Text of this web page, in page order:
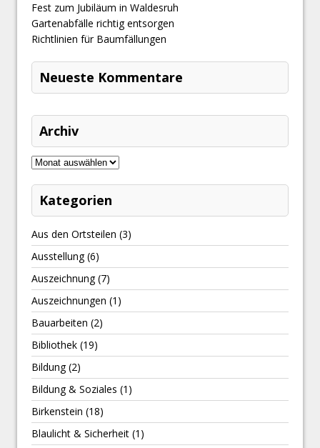
Fest zum Jubiläum in Waldesruh
Gartenabfälle richtig entsorgen
Richtlinien für Baumfällungen
Neueste Kommentare
Archiv
Kategorien
Aus den Ortsteilen (3)
Ausstellung(6)
Auszeichnung(7)
Auszeichnungen (1)
Bauarbeiten (2)
Bibliothek (19)
Bildung(2)
Bildung & Soziales (1)
Birkenstein (18)
Blaulicht & Sicherheit (1)